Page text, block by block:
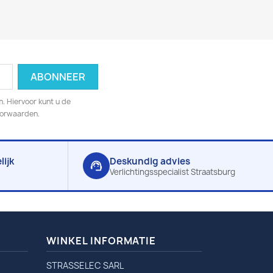
Hiervoor kunt u de
support_agent Deskundig advies
Verlichtingsspecialist Straatsburg
WINKEL INFORMATIE
STRASSELEC SARL